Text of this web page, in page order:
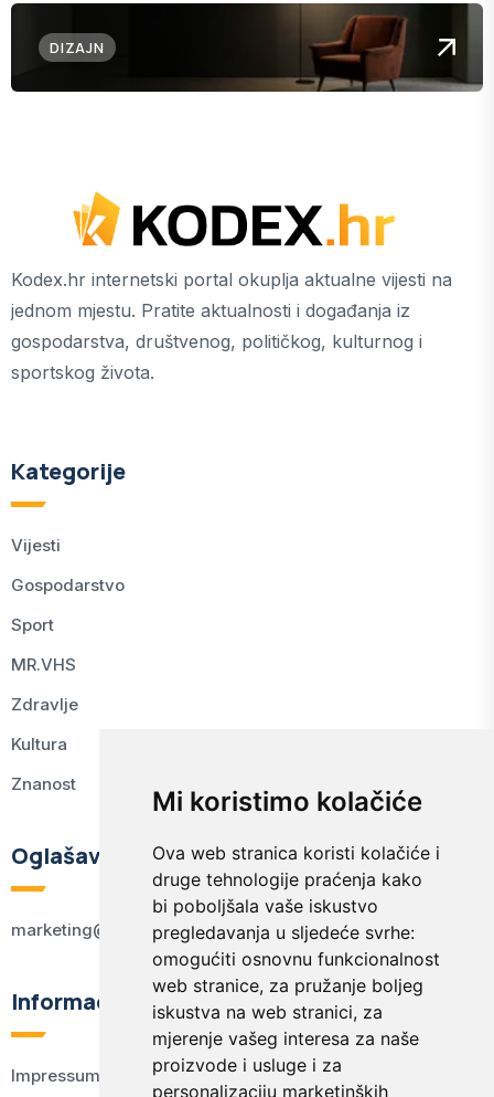
Mi koristimo kolačiće
Ova web stranica koristi kolačiće i
druge tehnologije praćenja kako
bi poboljšala vaše iskustvo
pregledavanja u sljedeće svrhe:
omogućiti osnovnu funkcionalnost
web stranice, za pružanje boljeg
iskustva na web stranici, za
mjerenje vašeg interesa za naše
proizvode i usluge i za
personalizaciju marketinških
DIZAJN
Kodex.hr internetski portal okuplja aktualne vijesti na
jednom mjestu. Pratite aktualnosti i događanja iz
gospodarstva, društvenog, političkog, kulturnog i
sportskog života.
Kategorije
Vijesti
Gospodarstvo
Sport
MR.VHS
Zdravlje
Kultura
Znanost
Oglašavanje
marketing@kodex.hr
Informacije
Impressum